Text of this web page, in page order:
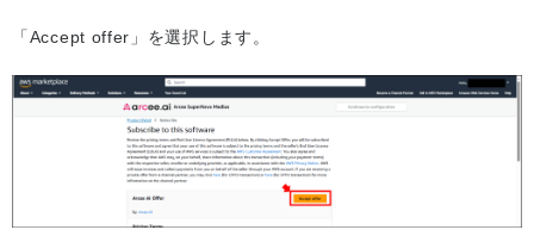
「Accept offer」を選択します。